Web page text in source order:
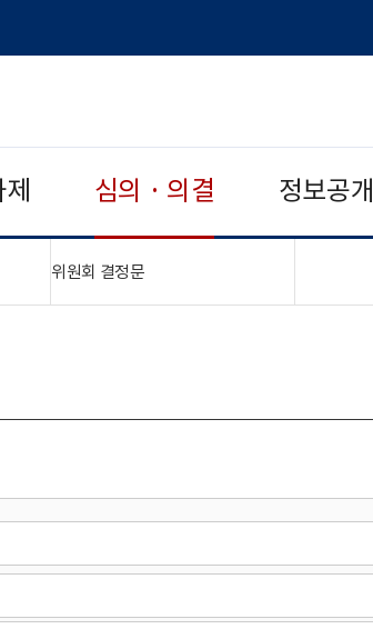
심의 · 의결 정보공개
위원회 결정문"접기,펼치기"